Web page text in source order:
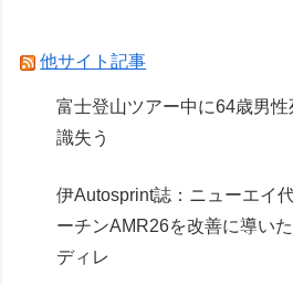
他サイト記事
富士登山ツアー中に64歳男
識失う
伊Autosprint誌：ニューエイ
ーチンAMR26を改善に導い
ディレ